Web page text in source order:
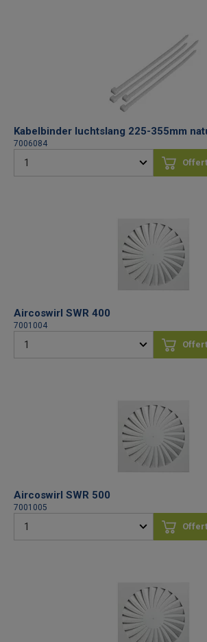
Kabelbinder luchtslang 225-355mm
7006084
Aircoswirl SWR 400
7001004
Aircoswirl SWR 500
7001005